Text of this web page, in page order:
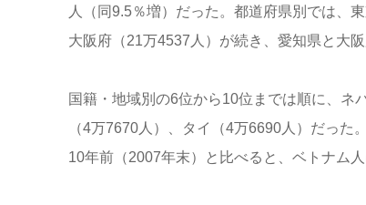
人（同9.5％増）だった。都道府県別では、
大阪府（21万4537人）が続き、愛知県と大阪
国籍・地域別の6位から10位までは順に、ネ
（4万7670人）、タイ（4万6690人）だっ
10年前（2007年末）と比べると、ベトナム